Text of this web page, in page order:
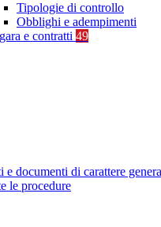
Tipologie di controllo
Obblighi e adempimenti
e contratti 49
e documenti di carattere
le procedure